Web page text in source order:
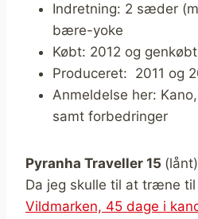
Indretning: 2 sæder
bære-yoke
Købt: 2012 og
Produceret: 2011 og
Anmeldelse her:
samt forbedringer
Pyranha Traveller 15 (lånt)
Da jeg skulle til at træne til
Vildmarken, 45 dage i